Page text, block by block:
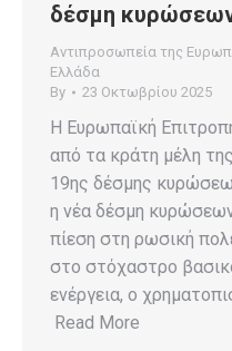
δέσμη
Αντιπροσωπεία της
Ελλάδα
By
23 Οκτωβρίου 2025
Η Ευρωπαϊκή
από τα κράτη μέλη
19ης δέσμης
η νέα δέσμη
πίεση στη ρωσική
στο στόχαστρο
ενέργεια, ο
Read More